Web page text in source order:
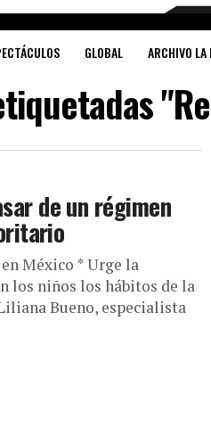
GLOBAL ARCHIVO LA
de un régimen
México * Urge la
los niños los hábitos de la
Bueno, especialista